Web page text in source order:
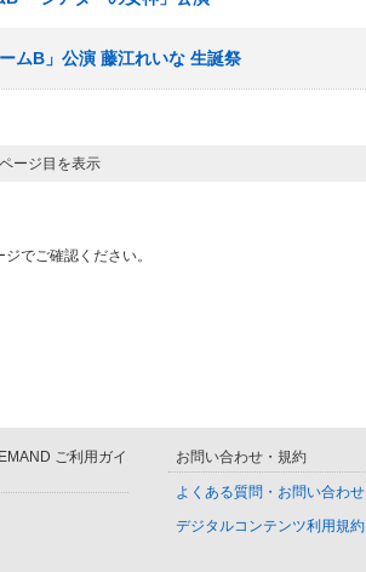
ムB」公演 藤江れいな 生誕祭
ージ目を表示
でご確認ください。
ご利用ガイ
お問い合わせ・規約
よくある質問・お問い合わせ
デジタルコンテンツ利用規約